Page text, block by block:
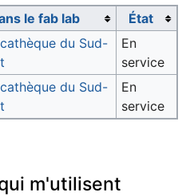
le fab lab
État
du Sud-
En
service
du Sud-
En
service
m'utilisent